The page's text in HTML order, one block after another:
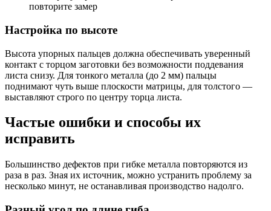
повторите замер
Настройка по высоте
Высота упорных пальцев должна обеспечивать уверенный
контакт с торцом заготовки без возможности поддевания
листа снизу. Для тонкого металла (до 2 мм) пальцы
поднимают чуть выше плоскости матрицы, для толстого —
выставляют строго по центру торца листа.
Частые ошибки и способы их
исправить
Большинство дефектов при гибке металла повторяются из
раза в раз. Зная их источник, можно устранить проблему за
несколько минут, не останавливая производство надолго.